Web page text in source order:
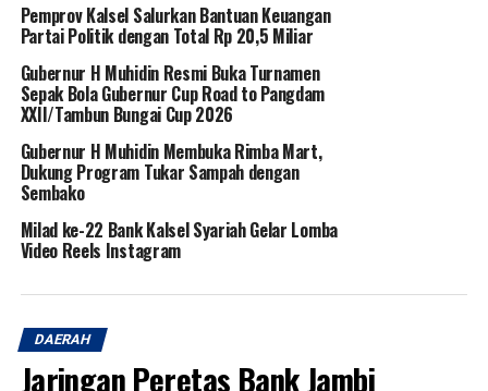
Pemprov Kalsel Salurkan Bantuan Keuangan
Partai Politik dengan Total Rp 20,5 Miliar
Gubernur H Muhidin Resmi Buka Turnamen
Sepak Bola Gubernur Cup Road to Pangdam
XXII/Tambun Bungai Cup 2026
Gubernur H Muhidin Membuka Rimba Mart,
Dukung Program Tukar Sampah dengan
Sembako
Milad ke-22 Bank Kalsel Syariah Gelar Lomba
Video Reels Instagram
DAERAH
Jaringan Peretas Bank Jambi